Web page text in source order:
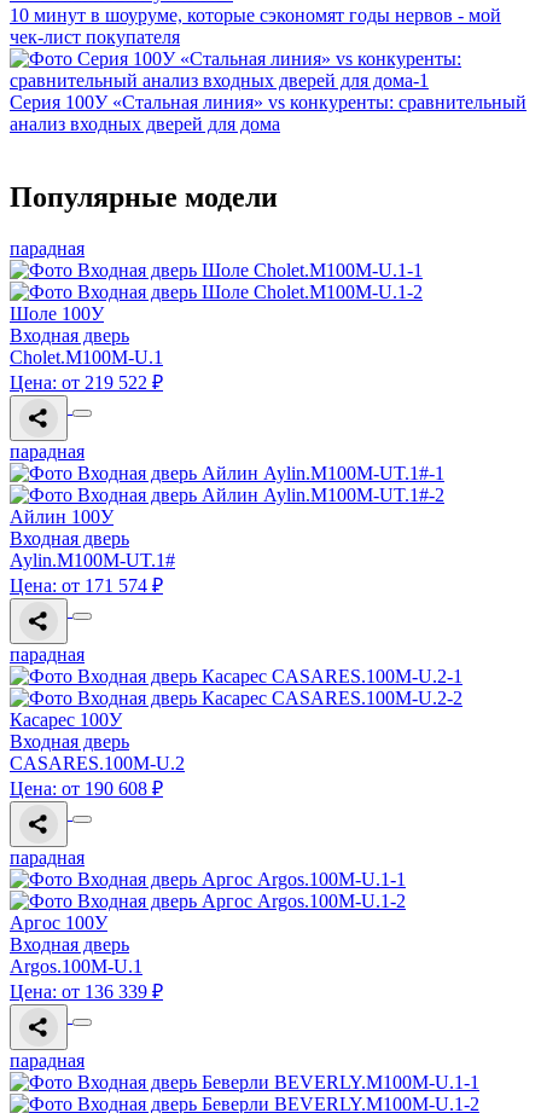
10 минут в шоуруме, которые сэкономят годы нервов - мой
чек-лист покупателя
Серия 100У «Стальная линия» vs конкуренты: сравнительный
анализ входных дверей для дома
Популярные модели
парадная
Шоле 100У
Входная дверь
Cholet.M100M-U.1
Цена: от 219 522 ₽
парадная
Айлин 100У
Входная дверь
Aylin.M100M-UT.1#
Цена: от 171 574 ₽
парадная
Касарес 100У
Входная дверь
CASARES.100M-U.2
Цена: от 190 608 ₽
парадная
Аргос 100У
Входная дверь
Argos.100M-U.1
Цена: от 136 339 ₽
парадная